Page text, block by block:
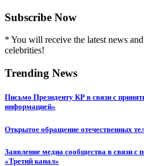
Subscribe Now
* You will receive the latest news
celebrities!
Trending News
Письмо Президенту КР в связи с
информацией»
Открытое обращение отечественных
Заявление медиа сообщества в связи с
«Третий канал»